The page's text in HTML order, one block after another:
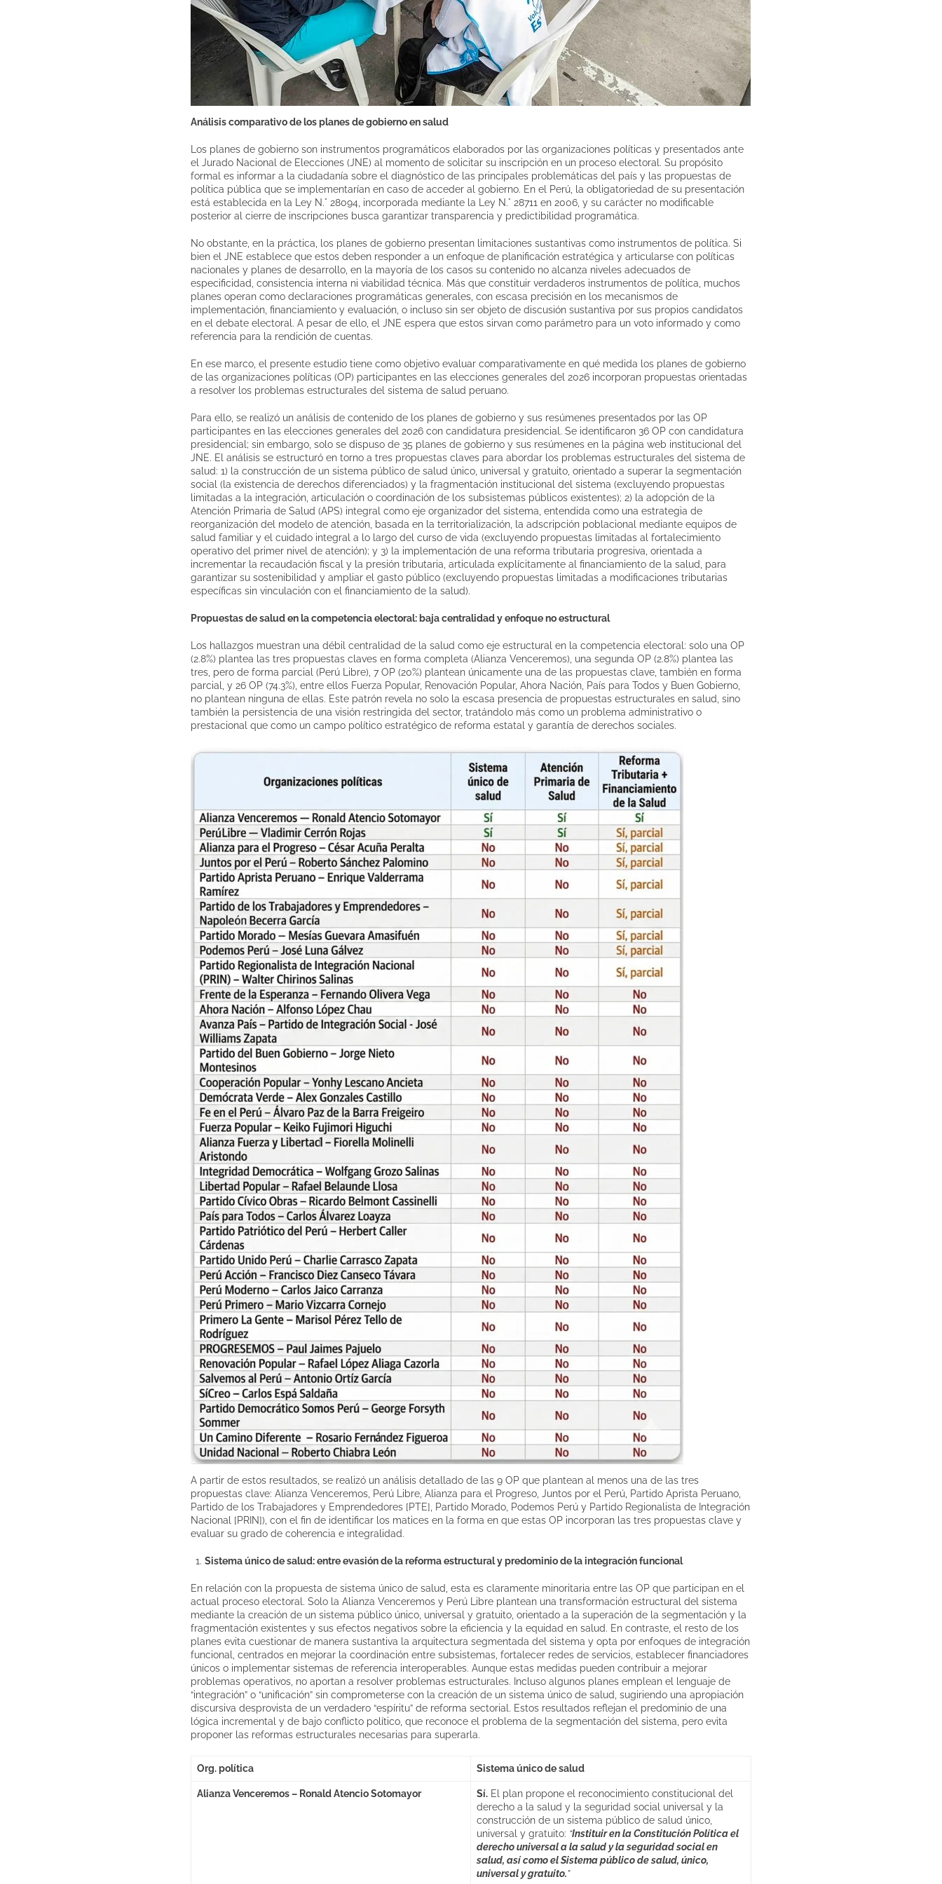
Análisis comparativo de los planes de gobierno en salud
Los planes de gobierno son instrumentos programáticos elaborados por las organizaciones políticas y presentados ante
el Jurado Nacional de Elecciones (JNE) al momento de solicitar su inscripción en un proceso electoral. Su propósito
formal es informar a la ciudadanía sobre el diagnóstico de las principales problemáticas del país y las propuestas de
política pública que se implementarían en caso de acceder al gobierno. En el Perú, la obligatoriedad de su presentación
está establecida en la Ley N.° 28094, incorporada mediante la Ley N.° 28711 en 2006, y su carácter no modificable
posterior al cierre de inscripciones busca garantizar transparencia y predictibilidad programática.
No obstante, en la práctica, los planes de gobierno presentan limitaciones sustantivas como instrumentos de política. Si
bien el JNE establece que estos deben responder a un enfoque de planificación estratégica y articularse con políticas
nacionales y planes de desarrollo, en la mayoría de los casos su contenido no alcanza niveles adecuados de
especificidad, consistencia interna ni viabilidad técnica. Más que constituir verdaderos instrumentos de política, muchos
planes operan como declaraciones programáticas generales, con escasa precisión en los mecanismos de
implementación, financiamiento y evaluación, o incluso sin ser objeto de discusión sustantiva por sus propios candidatos
en el debate electoral. A pesar de ello, el JNE espera que estos sirvan como parámetro para un voto informado y como
referencia para la rendición de cuentas.
En ese marco, el presente estudio tiene como objetivo evaluar comparativamente en qué medida los planes de gobierno
de las organizaciones políticas (OP) participantes en las elecciones generales del 2026 incorporan propuestas orientadas
a resolver los problemas estructurales del sistema de salud peruano.
Para ello, se realizó un análisis de contenido de los planes de gobierno y sus resúmenes presentados por las OP
participantes en las elecciones generales del 2026 con candidatura presidencial. Se identificaron 36 OP con candidatura
presidencial; sin embargo, solo se dispuso de 35 planes de gobierno y sus resúmenes en la página web institucional del
JNE. El análisis se estructuró en torno a tres propuestas claves para abordar los problemas estructurales del sistema de
salud: 1) la construcción de un sistema público de salud único, universal y gratuito, orientado a superar la segmentación
social (la existencia de derechos diferenciados) y la fragmentación institucional del sistema (excluyendo propuestas
limitadas a la integración, articulación o coordinación de los subsistemas públicos existentes); 2) la adopción de la
Atención Primaria de Salud (APS) integral como eje organizador del sistema, entendida como una estrategia de
reorganización del modelo de atención, basada en la territorialización, la adscripción poblacional mediante equipos de
salud familiar y el cuidado integral a lo largo del curso de vida (excluyendo propuestas limitadas al fortalecimiento
operativo del primer nivel de atención); y 3) la implementación de una reforma tributaria progresiva, orientada a
incrementar la recaudación fiscal y la presión tributaria, articulada explícitamente al financiamiento de la salud, para
garantizar su sostenibilidad y ampliar el gasto público (excluyendo propuestas limitadas a modificaciones tributarias
específicas sin vinculación con el financiamiento de la salud).
Propuestas de salud en la competencia electoral: baja centralidad y enfoque no estructural
Los hallazgos muestran una débil centralidad de la salud como eje estructural en la competencia electoral: solo una OP
(2.8%) plantea las tres propuestas claves en forma completa (Alianza Venceremos), una segunda OP (2.8%) plantea las
tres, pero de forma parcial (Perú Libre), 7 OP (20%) plantean únicamente una de las propuestas clave, también en forma
parcial, y 26 OP (74.3%), entre ellos Fuerza Popular, Renovación Popular, Ahora Nación, País para Todos y Buen Gobierno,
no plantean ninguna de ellas. Este patrón revela no solo la escasa presencia de propuestas estructurales en salud, sino
también la persistencia de una visión restringida del sector, tratándolo más como un problema administrativo o
prestacional que como un campo político estratégico de reforma estatal y garantía de derechos sociales.
A partir de estos resultados, se realizó un análisis detallado de las 9 OP que plantean al menos una de las tres
propuestas clave: Alianza Venceremos, Perú Libre, Alianza para el Progreso, Juntos por el Perú, Partido Aprista Peruano,
Partido de los Trabajadores y Emprendedores [PTE], Partido Morado, Podemos Perú y Partido Regionalista de Integración
Nacional [PRIN]), con el fin de identificar los matices en la forma en que estas OP incorporan las tres propuestas clave y
evaluar su grado de coherencia e integralidad.
Sistema único de salud:entre evasión de la reforma estructural y predominio de la integración funcional
En relación con la propuesta de sistema único de salud, esta es claramente minoritaria entre las OP que participan en el
actual proceso electoral. Solo la Alianza Venceremos y Perú Libre plantean una transformación estructural del sistema
mediante la creación de un sistema público único, universal y gratuito, orientado a la superación de la segmentación y la
fragmentación existentes y sus efectos negativos sobre la eficiencia y la equidad en salud. En contraste, el resto de los
planes evita cuestionar de manera sustantiva la arquitectura segmentada del sistema y opta por enfoques de integración
funcional, centrados en mejorar la coordinación entre subsistemas, fortalecer redes de servicios, establecer financiadores
únicos o implementar sistemas de referencia interoperables. Aunque estas medidas pueden contribuir a mejorar
problemas operativos, no aportan a resolver problemas estructurales. Incluso algunos planes emplean el lenguaje de
“integración” o “unificación” sin comprometerse con la creación de un sistema único de salud, sugiriendo una apropiación
discursiva desprovista de un verdadero “espíritu” de reforma sectorial. Estos resultados reflejan el predominio de una
lógica incremental y de bajo conflicto político, que reconoce el problema de la segmentación del sistema, pero evita
proponer las reformas estructurales necesarias para superarla.
Org. política Sistema único de salud
Alianza Venceremos – Ronald Atencio Sotomayor Sí. El plan propone el reconocimiento constitucional del
derecho a la salud y la seguridad social universal y la
construcción de un sistema público de salud único,
universal y gratuito: “Instituir en la Constitución Política el
derecho universal a la salud y la seguridad social en
salud, así como el Sistema público de salud, único,
universal y gratuito.”